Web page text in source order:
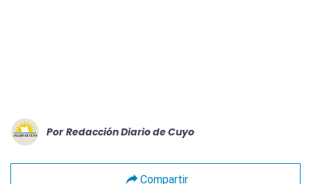
Por Redacción Diario de Cuyo
Compartir